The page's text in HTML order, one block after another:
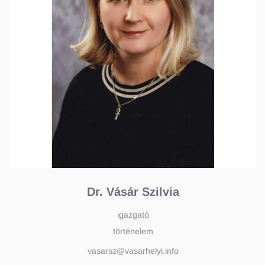
Dr. Vásár Szilvia
igazgató
történelem
vasarsz@vasarhelyi.info